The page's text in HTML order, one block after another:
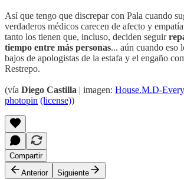
Así que tengo que discrepar con Pala cuando
verdaderos médicos carecen de afecto y
tanto los tienen que, incluso, deciden seguir
tiempo entre más personas... aún cuando eso
bajos de apologistas de la estafa y el engaño
Restrepo.
(vía Diego Castilla | imagen: House.M.D-
photopin (license))
Compartir
Anterior
Siguiente